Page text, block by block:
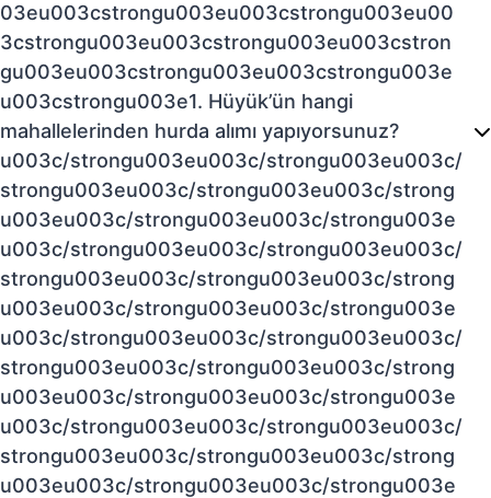
03eu003cstrongu003eu003cstrongu003eu00
3cstrongu003eu003cstrongu003eu003cstron
gu003eu003cstrongu003eu003cstrongu003e
u003cstrongu003e1. Hüyük’ün hangi
mahallelerinden hurda alımı yapıyorsunuz?
u003c/strongu003eu003c/strongu003eu003c/
strongu003eu003c/strongu003eu003c/strong
u003eu003c/strongu003eu003c/strongu003e
u003c/strongu003eu003c/strongu003eu003c/
strongu003eu003c/strongu003eu003c/strong
u003eu003c/strongu003eu003c/strongu003e
u003c/strongu003eu003c/strongu003eu003c/
strongu003eu003c/strongu003eu003c/strong
u003eu003c/strongu003eu003c/strongu003e
u003c/strongu003eu003c/strongu003eu003c/
strongu003eu003c/strongu003eu003c/strong
u003eu003c/strongu003eu003c/strongu003e